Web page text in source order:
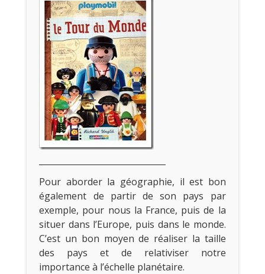
Pour aborder la géographie, il est bon
également de partir de son pays par
exemple, pour nous la France, puis de la
situer dans l’Europe, puis dans le monde.
C’est un bon moyen de réaliser la taille
des pays et de relativiser notre
importance à l’échelle planétaire.